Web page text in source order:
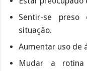
Sentir-se
situação.
Aumentar uso de
Mudar a rotina